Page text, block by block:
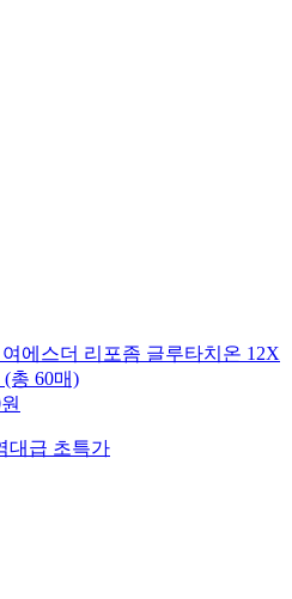
에스더 리포좀 글루타치온 12X
총 60매)
대급 초특가